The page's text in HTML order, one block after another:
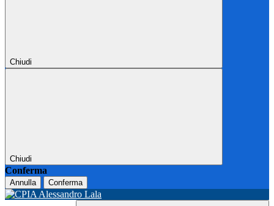
Chiudi
Chiudi
Conferma
Annulla Conferma